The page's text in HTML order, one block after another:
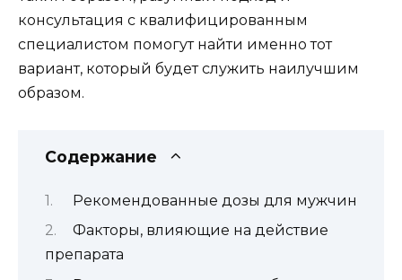
консультация с квалифицированным
специалистом помогут найти именно тот
вариант, который будет служить наилучшим
образом.
Содержание
Рекомендованные дозы для мужчин
Факторы, влияющие на действие
препарата